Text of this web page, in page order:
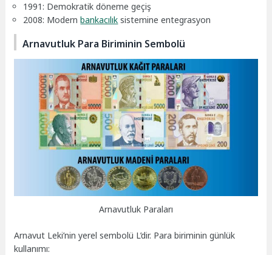
1991: Demokratik döneme geçiş
2008: Modernbankacılık sistemine entegrasyon
Arnavutluk Para Biriminin Sembolü
Arnavutluk Paraları
Arnavut Leki’nin yerel sembolü L’dir. Para biriminin günlük
kullanımı: